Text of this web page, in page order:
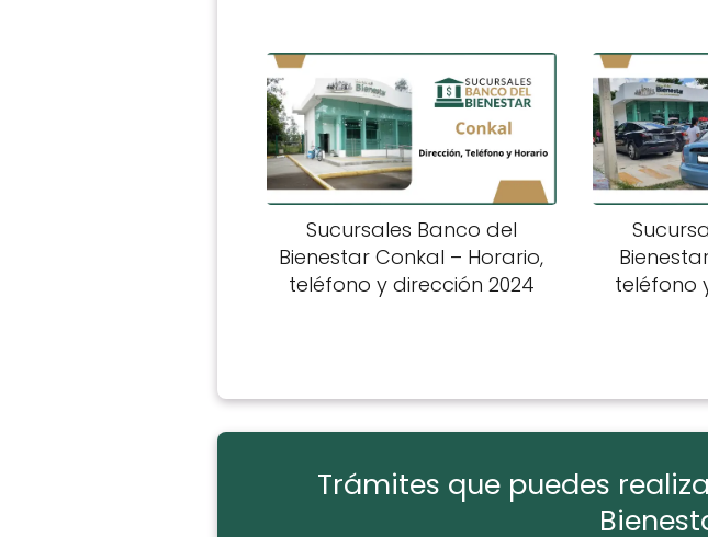
Sucursales Banco del
Bienestar Conkal – Horario,
teléfono y dirección 2024
teléfono
Trámites que puedes